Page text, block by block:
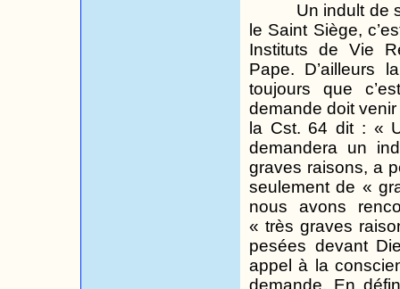
Un indult de
le Saint Siège,
Instituts de Vie
Pape. D’ailleurs
toujours que
demande doit
la Cst. 64 dit : «
demandera un
graves raisons,a
seulement de «
nous avons
« très graves
pesées devant
appel à la
demande. En